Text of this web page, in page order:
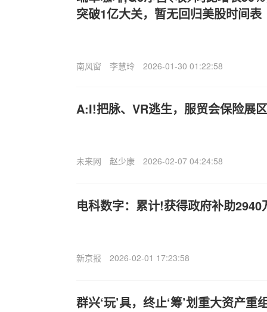
突破1亿大关，暂无回归美股时间表
南风窗 李慧玲 2026-01-30 01:22:58
A:I!把脉、VR逃生，服贸会保险展
未来网 赵少康 2026-02-07 04:24:58
电科数字：累计!获得政府补助2940
新京报 2026-02-01 17:23:58
群兴‘玩’具，终止‘筹’划重大资产重